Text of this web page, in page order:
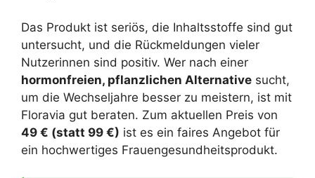
Das Produkt ist seriös, die Inhaltsstoffe sind gut
untersucht, und die Rückmeldungen vieler
Nutzerinnen sind positiv. Wer nach einer
hormonfreien, pflanzlichen Alternative sucht,
um die Wechseljahre besser zu meistern, ist mit
Floravia gut beraten. Zum aktuellen Preis von
49 € (statt 99 €) ist es ein faires Angebot für
ein hochwertiges Frauengesundheitsprodukt.